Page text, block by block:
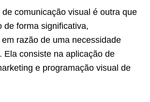
comunicação visual é outra que
de forma significativa,
razão de uma necessidade
Ela consiste na aplicação de
e programação visual de